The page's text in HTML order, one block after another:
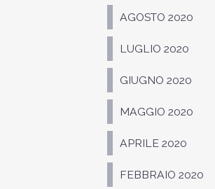
AGOSTO 2020
LUGLIO 2020
GIUGNO 2020
MAGGIO 2020
APRILE 2020
FEBBRAIO 2020